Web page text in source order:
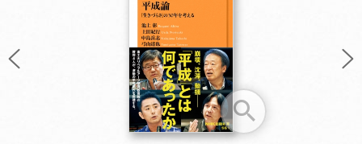
お支払いに進む
他にも商品を買う